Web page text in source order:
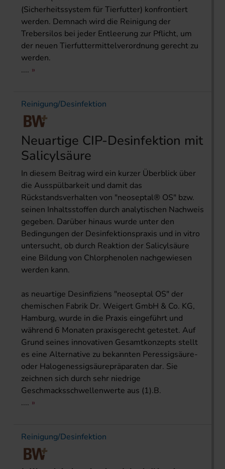
(Sicherheitssystem für Tierfutter) konfrontiert
werden. Demnach wird die Reinigung der
Trebersilos bei jeder Entleerung zur Pflicht, um
der neuen Tierfuttermittelverordnung gerecht zu
werden.
....
Reinigung/Desinfektion
Neuartige CIP-Desinfektion mit
Salicylsäure
In diesem Beitrag wird ein kurzer Überblick über
die Ausspülbarkeit und damit das
Rückstandsverhalten von "neoseptal® OS" bzw.
seinen Inhaltsstoffen durch analytischen Nachweis
gegeben. Darüber hinaus wurde unter den
Bedingungen der Desinfektionspraxis und in vitro
untersucht, ob durch Reaktion der Salicylsäure
eine Bildung von Chlorphenolen nachgewiesen
werden kann.
as neuartige Desinfiziens "neoseptal OS" der
chemischen Fabrik Dr. Weigert GmbH & Co. KG,
Hamburg, wurde in die Praxis eingeführt und
während 6 Monaten praxisgerecht getestet. Auf
Grund seines innovativen Gesamtkonzepts stellt
es eine Alternative zu bekannten Peressigsäure-
oder Halogenessigsäurepräparaten dar. Sie
zeichnen sich durch sehr niedrige
Geschmacksschwellenwerte aus (1).B.
....
Reinigung/Desinfektion